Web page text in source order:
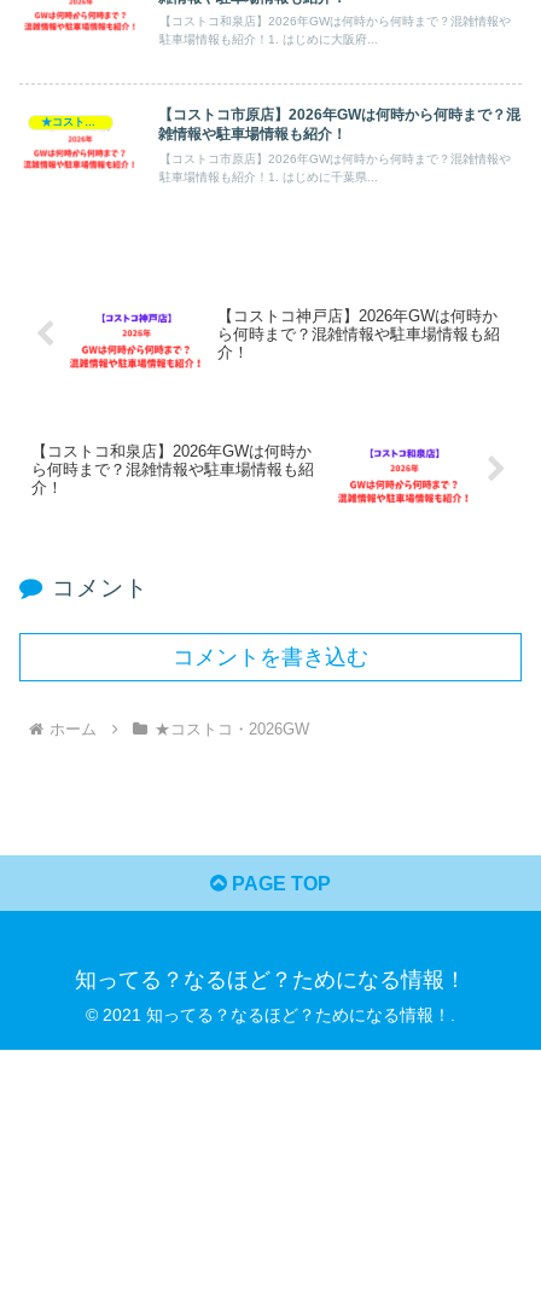
【コストコ和泉店】2026年GWは何時から何時まで？混雑情報や
駐車場情報も紹介！1. はじめに大阪府...
【コストコ市原店】2026年GWは何時から何時まで？混
雑情報や駐車場情報も紹介！
【コストコ市原店】2026年GWは何時から何時まで？混雑情報や
駐車場情報も紹介！1. はじめに千葉県...
【コストコ神戸店】2026年GWは何時か
ら何時まで？混雑情報や駐車場情報も紹
介！
【コストコ和泉店】2026年GWは何時か
ら何時まで？混雑情報や駐車場情報も紹
介！
コメント
コメントを書き込む
ホーム ★コストコ・2026GW
PAGE TOP
知ってる？なるほど？ためになる情報！
© 2021 知ってる？なるほど？ためになる情報！.